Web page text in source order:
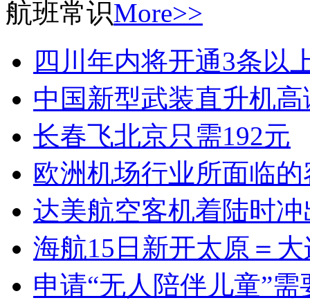
航班常识More>>
四川年内将开通3条以
中国新型武装直升机
长春飞北京只需192元
欧洲机场行业所面临
达美航空客机着陆时
海航15日新开太原＝
申请“无人陪伴儿童”需